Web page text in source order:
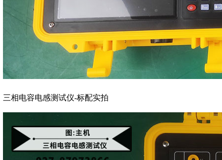
三相电容电感测试仪-标配实拍